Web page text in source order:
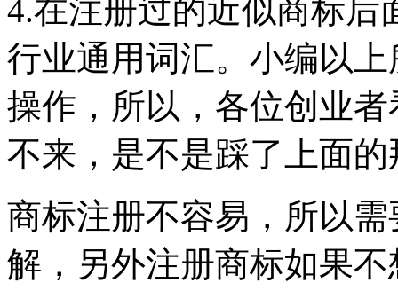
4.在注册过的近似商标后
行业通用词汇。小编以
操作，所以，各位创业
不来，是不是踩了上面
商标注册不容易，所以
解，另外注册商标如果